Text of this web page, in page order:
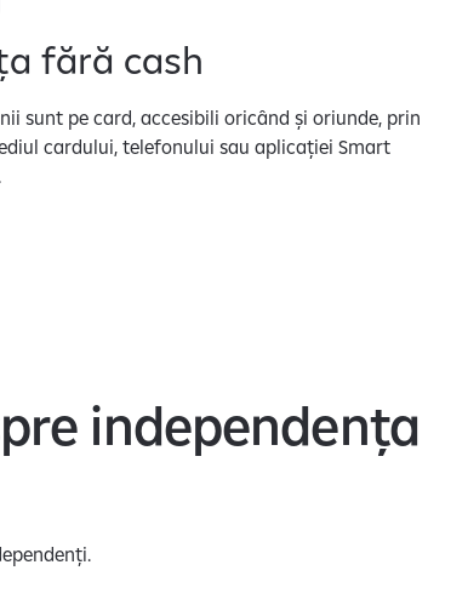
fără cash
sunt pe card, accesibili oricând și oriunde, prin
cardului, telefonului sau aplicației Smart
independența